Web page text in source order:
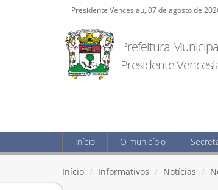
Presidente Venceslau, 07 de agosto de
Prefeitura
Presidente
Início O município
Início Informativos Notícias